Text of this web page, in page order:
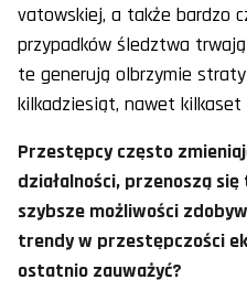
vatowskiej, a także bardzo
przypadków śledztwa
te generują olbrzymie
kilkadziesiąt, nawet kilkaset
Przestępcy często
działalności, przenoszą
szybsze możliwości
trendy w przestępczości
ostatnio zauważyć?